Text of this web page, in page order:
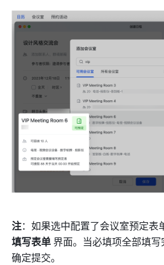
注
填写表单 界面。当必填项全部填
确定提交。